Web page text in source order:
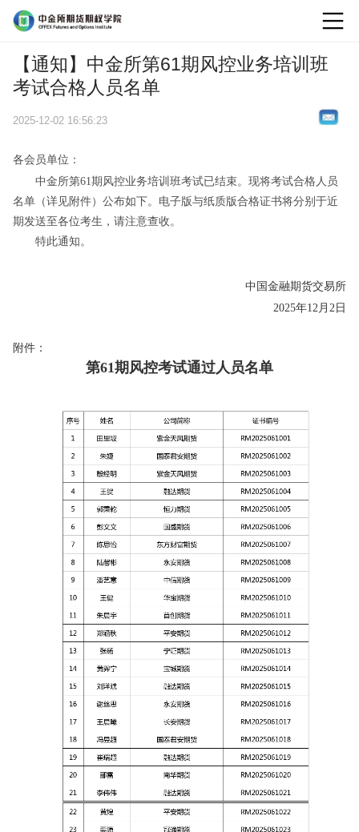
【通知】中金所第61期风控业务培训班
考试合格人员名单
2025-12-02 16:56:23
各会员单位：
中金所第61期风控业务培训班考试已结束。现将考试合格人员
名单（详见附件）公布如下。电子版与纸质版合格证书将分别于近
期发送至各位考生，请注意查收。
特此通知。
中国金融期货交易所
2025年12 月 2 日
附件：
第61期风控考试通过人员名单